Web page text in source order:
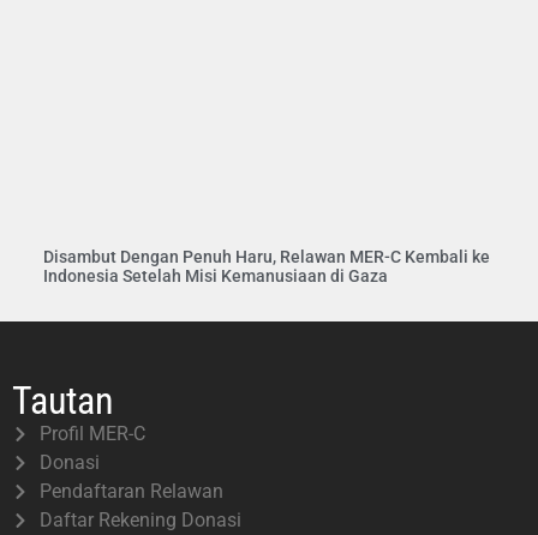
Disambut Dengan Penuh Haru, Relawan MER-C Kembali ke
Indonesia Setelah Misi Kemanusiaan di Gaza
Tautan
Profil MER-C
Donasi
Pendaftaran Relawan
Daftar Rekening Donasi